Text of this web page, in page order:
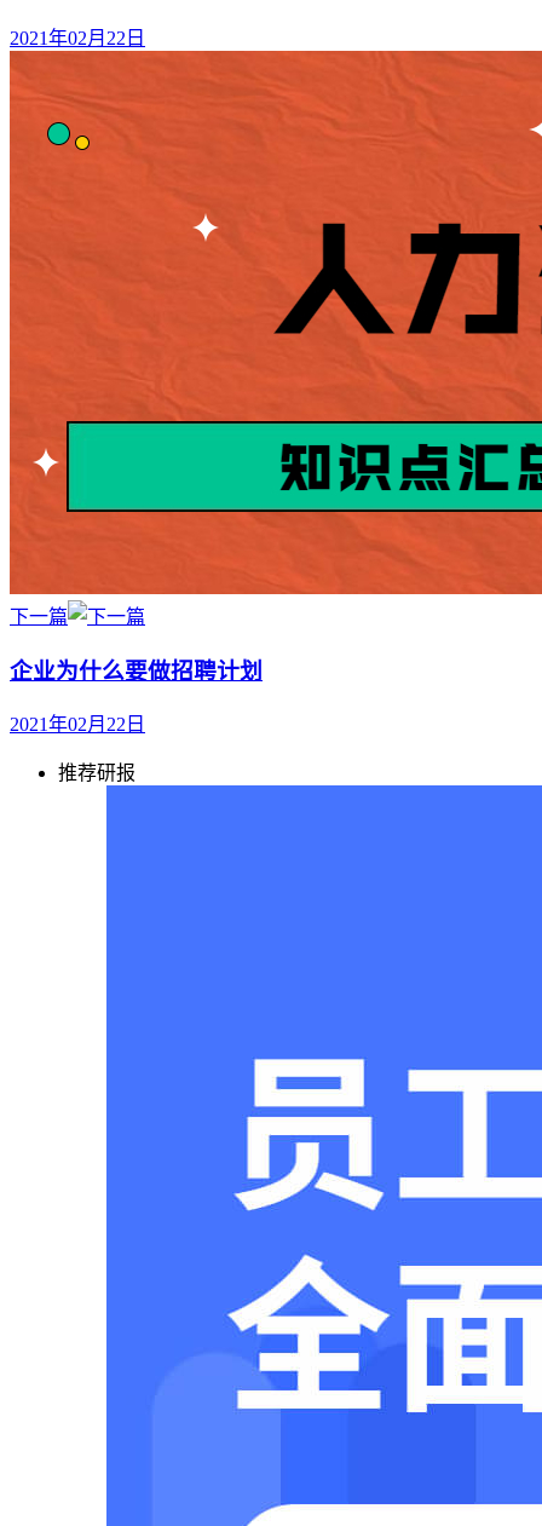
2021年02月22日
下一篇
企业为什么要做招聘计划
2021年02月22日
推荐研报